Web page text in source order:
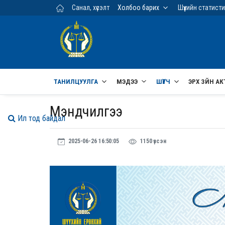
Үндсэн агуулга руу шилжих
Санал, хүсэлт Холбоо барих Шүүхийн
ТАНИЛЦУУЛГА МЭДЭЭ ШҮҮГЧ ЭРХ ЗҮЙН
Мэндчилгээ
2025-06-26 16:50:05 1150 үзсэн
Ил тод байдал